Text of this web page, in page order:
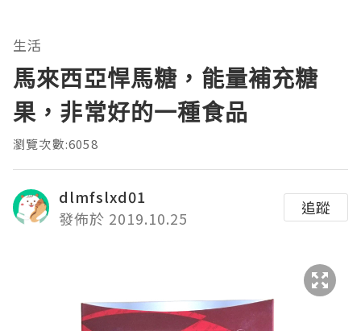
生活
馬來西亞悍馬糖，能量補充糖
果，非常好的一種食品
瀏覽次數:6058
dlmfslxd01
發佈於 2019.10.25
追蹤